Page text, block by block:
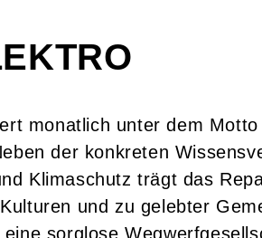
monatlich unter dem Motto
der konkreten
Klimaschutz trägt das
und zu gelebter
sorglose